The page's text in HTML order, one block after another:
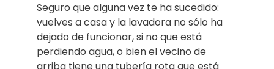
Seguro que alguna vez te ha sucedido:
vuelves a casa y la lavadora no sólo ha
dejado de funcionar, si no que está
perdiendo agua, o bien el vecino de